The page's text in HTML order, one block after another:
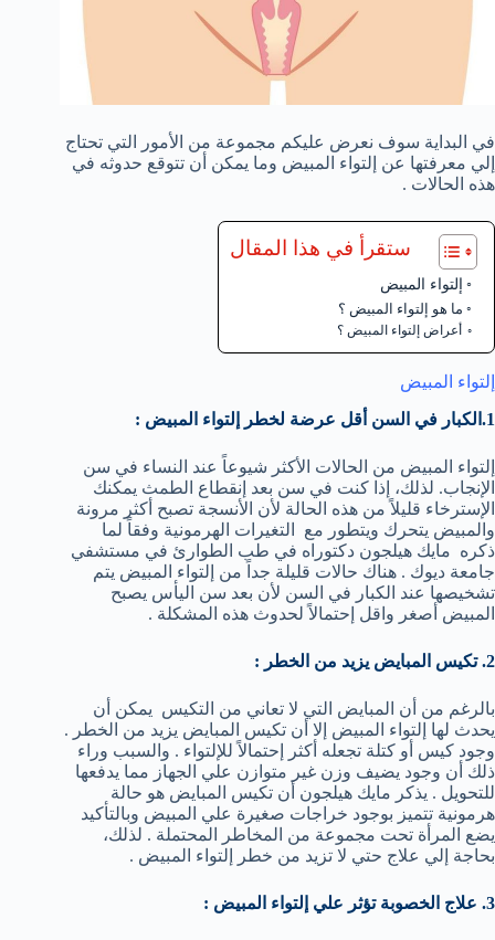
في البداية سوف نعرض عليكم مجموعة من الأمور التي تحتاج
إلي معرفتها عن إلتواء المبيض وما يمكن أن تتوقع حدوثه في
هذه الحالات .
ستقرأ في هذا المقال
إلتواء المبيض
ما هو إلتواء المبيض ؟
أعراض إلتواء المبيض ؟
إلتواء المبيض
1.الكبار في السن أقل عرضة لخطر إلتواء المبيض :
إلتواء المبيض من الحالات الأكثر شيوعاً عند النساء في سن
الإنجاب. لذلك، إذا كنت في سن بعد إنقطاع الطمث يمكنك
الإسترخاء قليلاً من هذه الحالة لأن الأنسجة تصبح أكثر مرونة
والمبيض يتحرك ويتطور مع التغيرات الهرمونية وفقاً لما
ذكره مايك هيلجون دكتوراه في طب الطوارئ في مستشفي
جامعة ديوك . هناك حالات قليلة جداً من إلتواء المبيض يتم
تشخيصها عند الكبار في السن لأن بعد سن اليأس يصبح
المبيض أصغر واقل إحتمالاً لحدوث هذه المشكلة .
2. تكيس المبايض يزيد من الخطر :
بالرغم من أن المبايض التي لا تعاني من التكيس يمكن أن
يحدث لها إلتواء المبيض إلا أن تكيس المبايض يزيد من الخطر .
وجود كيس أو كتلة تجعله أكثر إحتمالاً للإلتواء . والسبب وراء
ذلك أن وجود يضيف وزن غير متوازن علي الجهاز مما يدفعها
للتحويل . يذكر مايك هيلجون أن تكيس المبايض هو حالة
هرمونية تتميز بوجود خراجات صغيرة علي المبيض وبالتأكيد
يضع المرأة تحت مجموعة من المخاطر المحتملة . لذلك،
بحاجة إلي علاج حتي لا تزيد من خطر إلتواء المبيض .
3. علاج الخصوبة تؤثر علي إلتواء المبيض :